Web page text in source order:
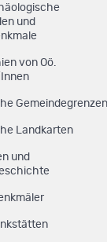
und
von Oö.
Gemeindegrenzen
Landkarten
und